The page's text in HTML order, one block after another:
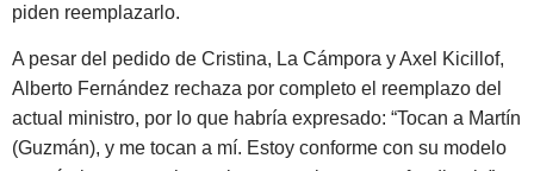
piden reemplazarlo.
A pesar del pedido de Cristina, La Cámpora y Axel Kicillof,
Alberto Fernández rechaza por completo el reemplazo del
actual ministro, por lo que habría expresado: “Tocan a Martín
(Guzmán), y me tocan a mí. Estoy conforme con su modelo